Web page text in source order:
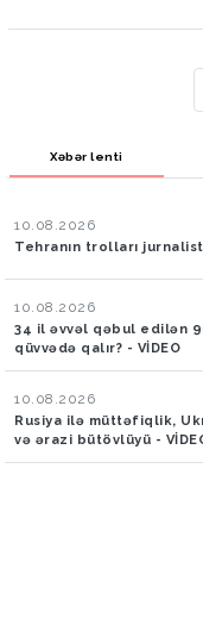
Xəbər lenti
10.08.2026
Tehranın trolları
10.08.2026
34 il əvvəl qəbul edilən
qüvvədə qalır? - VİDEO
10.08.2026
Rusiya ilə müttəfiqlik,
və ərazi bütövlüyü -